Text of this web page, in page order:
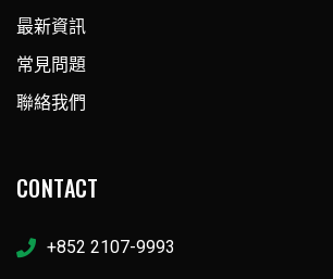
最新資訊
常見問題
聯絡我們
CONTACT
+852 2107-9993